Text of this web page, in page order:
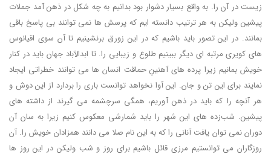
زیست در آن را. به واقع بسیار دشوار بود بدانیم به چه شکل در ذهن آمد جملات
پیشین ولیکن به هر ترتیب دانسته ایم که پرسش ها نمی توانند بی پاسخ باقی
بمانند. در این تصور باید باشیم که در این زورق برنشینیم تا آن سوی اقیانوس
های کویری مرتبه ای دیگر ببینیم طلوع و زیبایی را. تا ابدالآباد جهان باید در کنار
خویش بمانیم زیرا پرده های آهنینِ حماقت انسان ها می توانند خطراتی ایجاد
نمایند برای این تن و جان. این آوا نخواهد توانست باری را بردارد از این دوش و
هر آنچه را که باید در ذهن آوریم، همگی سرچشمه می گیرند از داشته های
پیشین. شب‌زده های این شهر را باید شمارشی معکوس کنیم زیرا به سان آن
دوران نمی توان یافت آنانی را که به این نام صلا می دانند همزادان خویش را. آن
روزگاران می توانستیم مرزی قائل باشیم برای روز و شب ولیکن در این روز ها